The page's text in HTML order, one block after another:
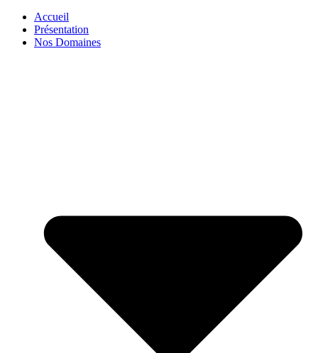
Accueil
Présentation
Nos Domaines